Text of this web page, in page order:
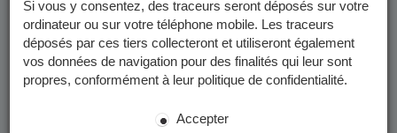
Activités sportives -
2025/2026
Si vous y consentez, des traceurs seront déposés sur votre
ordinateur ou sur votre téléphone mobile. Les traceurs
déposés par ces tiers collecteront et utiliseront également
vos données de navigation pour des finalités qui leur sont
propres, conformément à leur politique de confidentialité.
Accepter